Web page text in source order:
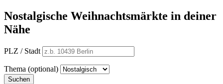
Nostalgische Weihnachtsmärkte in deiner
Nähe
PLZ / Stadt
Thema (optional)
Suchen